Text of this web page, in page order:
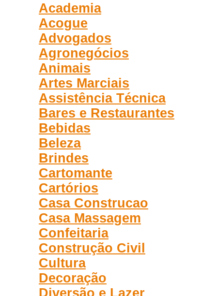
Academia
Acogue
Advogados
Agronegócios
Animais
Artes Marciais
Assistência Técnica
Bares e Restaurantes
Bebidas
Beleza
Brindes
Cartomante
Cartórios
Casa Construcao
Casa Massagem
Confeitaria
Construção Civil
Cultura
Decoração
Diversão e Lazer